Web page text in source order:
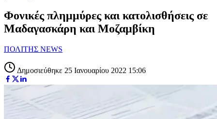
Φονικές πλημμύρες και κατολισθήσεις σε
Μαδαγασκάρη και Μοζαμβίκη
ΠΟΛΙΤΗΣ NEWS
Δημοσιεύθηκε 25 Ιανουαρίου 2022 15:06